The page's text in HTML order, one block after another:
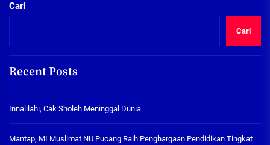
Cari
Cari
Recent Posts
Innalilahi, Cak Sholeh Meninggal Dunia
Mantap, MI Muslimat NU Pucang Raih Penghargaan Pendidikan Tingkat